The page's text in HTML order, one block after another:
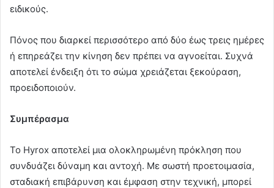
ειδικούς.
Πόνος που διαρκεί περισσότερο από δύο έως τρεις ημέρες
ή επηρεάζει την κίνηση δεν πρέπει να αγνοείται. Συχνά
αποτελεί ένδειξη ότι το σώμα χρειάζεται ξεκούραση,
προειδοποιούν.
Συμπέρασμα
Το Hyrox αποτελεί μια ολοκληρωμένη πρόκληση που
συνδυάζει δύναμη και αντοχή. Με σωστή προετοιμασία,
σταδιακή επιβάρυνση και έμφαση στην τεχνική, μπορεί